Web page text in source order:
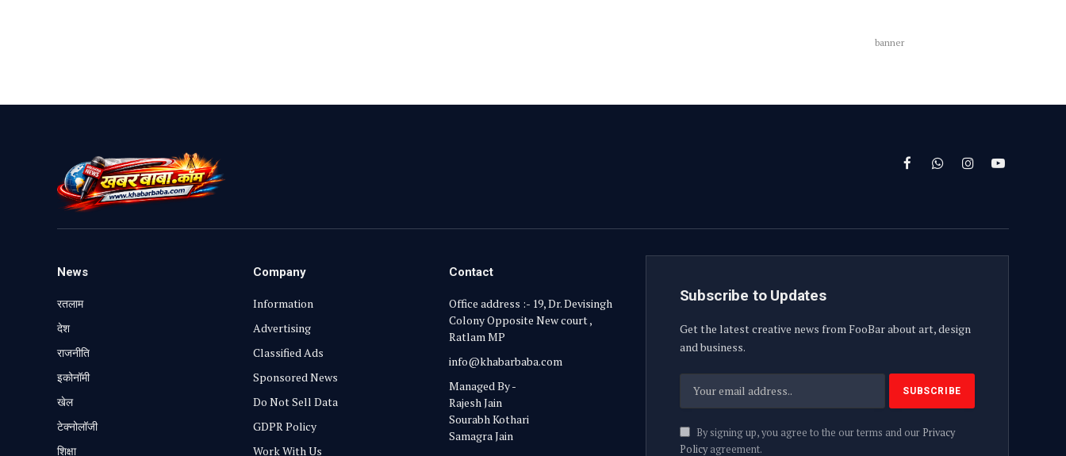
banner
FacebookWhatsAppInstagramYouTube
News
रतलाम
⁠देश
राजनीति
⁠इकोनॉमी
खेल
टेक्नोलॉजी
शिक्षा
Company
Information
Advertising
Classified Ads
Sponsored News
Do Not Sell Data
GDPR Policy
Work With Us
Contact
Office address :- 19, Dr. Devisingh
Colony Opposite New court ,
Ratlam MP
info@khabarbaba.com
Managed By -
Rajesh Jain
Sourabh Kothari
Samagra Jain
Subscribe to Updates
Get the latest creative news from FooBar about art, design
and business.
By signing up, you agree to the our terms and our Privacy
Policyagreement.